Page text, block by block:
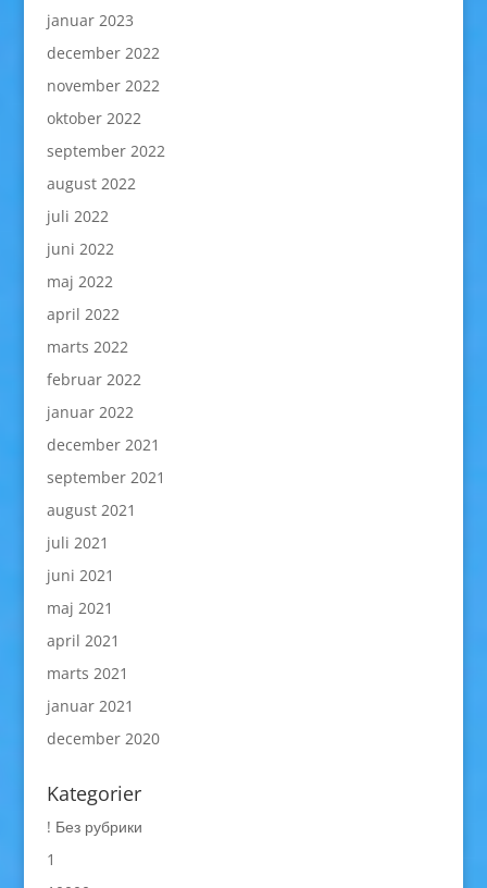
januar 2023
december 2022
november 2022
oktober 2022
september 2022
august 2022
juli 2022
juni 2022
maj 2022
april 2022
marts 2022
februar 2022
januar 2022
december 2021
september 2021
august 2021
juli 2021
juni 2021
maj 2021
april 2021
marts 2021
januar 2021
december 2020
Kategorier
! Без рубрики
1